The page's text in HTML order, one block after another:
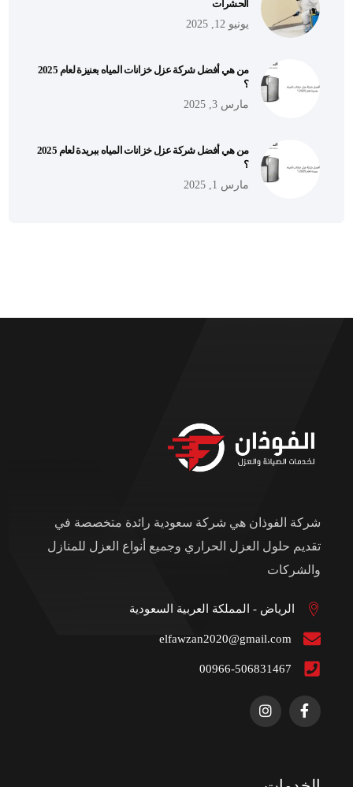
الحشرات
يونيو 12, 2025
من هي أفضل شركة عزل خزانات المياه بعنيزة لعام 2025
؟
مارس 3, 2025
من هي أفضل شركة عزل خزانات المياه ببريدة لعام 2025
؟
مارس 1, 2025
شركة الفوذان هي شركة سعودية رائدة متخصصة في
تقديم حلول العزل الحراري وجميع أنواع العزل للمنازل
والشركات
الرياض - المملكة العربية السعودية
elfawzan2020@gmail.com
00966-506831467